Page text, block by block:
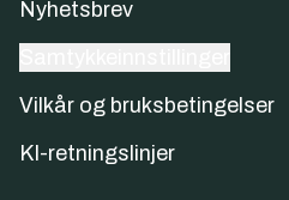
Nyhetsbrev
Vilkår og bruksbetingelser
KI-retningslinjer